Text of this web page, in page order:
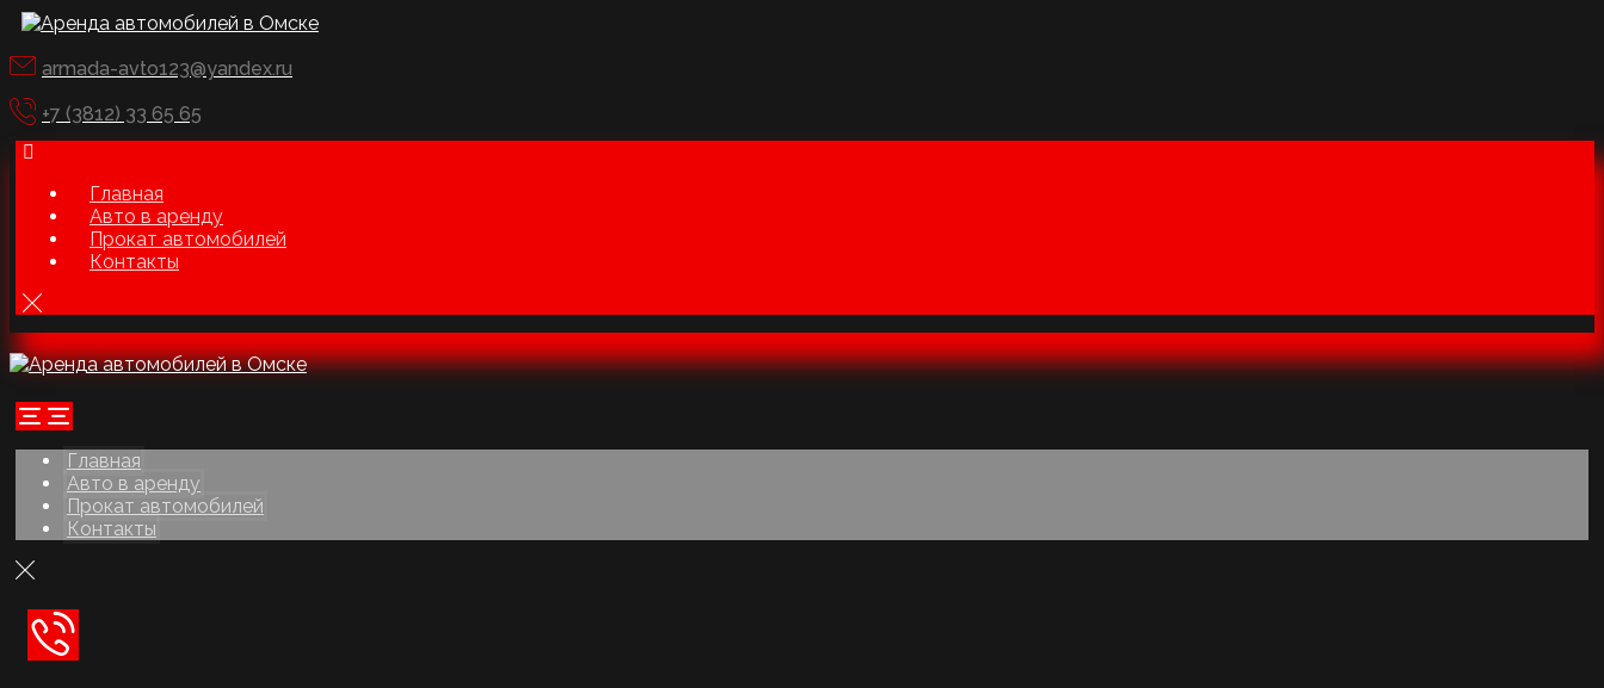
armada-avto123@yandex.ru
+7 (3812) 33 65 65
Главная
Авто в аренду
Прокат автомобилей
Контакты
Главная
Авто в аренду
Прокат автомобилей
Контакты